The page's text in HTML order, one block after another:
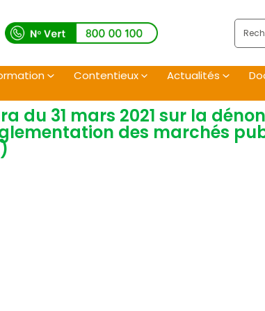
Contentieux Actualités
du 31 mars 2021 sur la
des marchés